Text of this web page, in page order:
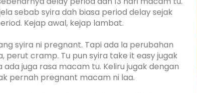
sebab syira dah biasa period delay sejak
Kejap awal, kejap lambat.
syira ni pregnant. Tapi ada la perubahan
perut cramp. Tu pun syira take it easy jugak
juga rasa macam tu. Keliru jugak dengan
pernah pregnant macam ni laa.